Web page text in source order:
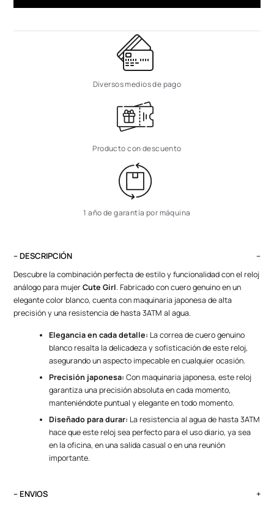
Diversos medios de pago
Producto con descuento
1 año de garantía por máquina
– DESCRIPCIÓN
Descubre la combinación perfecta de estilo y funcionalidad con el reloj
análogo para mujerCute Girl. Fabricado con cuero genuino en un
elegante color blanco, cuenta con maquinaria japonesa de alta
precisión y una resistencia de hasta 3ATM al agua.
Elegancia en cada detalle: La correa de cuero genuino
blanco resalta la delicadeza y sofisticación de este reloj,
asegurando un aspecto impecable en cualquier ocasión.
Precisión japonesa: Con maquinaria japonesa, este reloj
garantiza una precisión absoluta en cada momento,
manteniéndote puntual y elegante en todo momento.
Diseñado para durar: La resistencia al agua de hasta 3ATM
hace que este reloj sea perfecto para el uso diario, ya sea
en la oficina, en una salida casual o en una reunión
importante.
– ENVIOS